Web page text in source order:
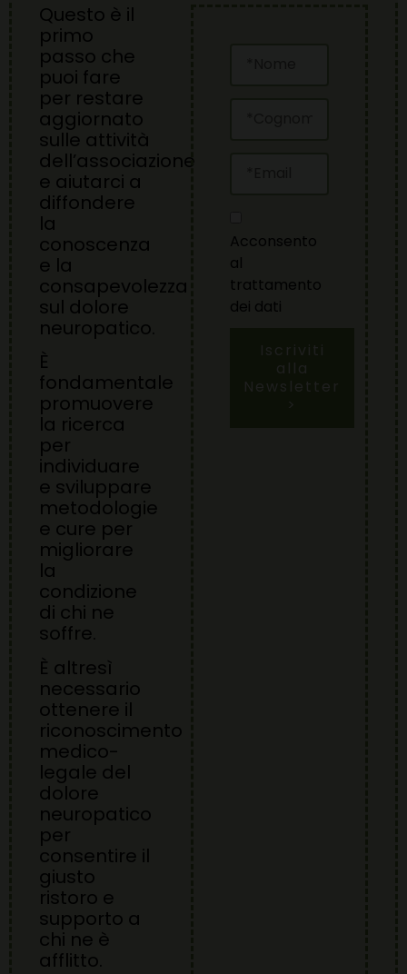
Questo è il
primo
passo che
puoi fare
per restare
aggiornato
sulle attività
dell’associazione
e aiutarci a
diffondere
la
conoscenza
e la
consapevolezza
sul dolore
neuropatico.
È
fondamentale
promuovere
la ricerca
per
individuare
e sviluppare
metodologie
e cure per
migliorare
la
condizione
di chi ne
soffre.
È altresì
necessario
ottenere il
riconoscimento
medico-
legale del
dolore
neuropatico
per
consentire il
giusto
ristoro e
supporto a
chi ne è
afflitto.
Acconsento
al
trattamento
dei dati
Iscriviti
alla
Newsletter